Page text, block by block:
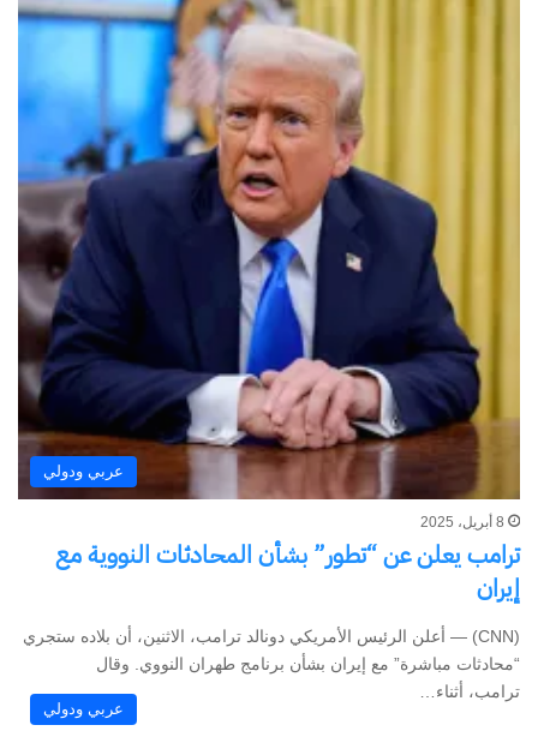
عربي ودولي
8 أبريل، 2025
ترامب يعلن عن “تطور” بشأن المحادثات النووية مع
إيران
(CNN) — أعلن الرئيس الأمريكي دونالد ترامب، الاثنين، أن بلاده ستجري
“محادثات مباشرة” مع إيران بشأن برنامج طهران النووي. وقال
ترامب، أثناء…
عربي ودولي